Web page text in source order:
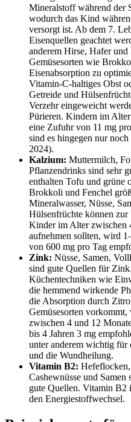
Mineralstoff während der
wodurch das Kind
versorgt ist. Ab dem 7.
Eisenquellen geachtet
anderem Hirse, Hafer
Gemüsesorten wie
Eisenabsorption zu
Vitamin-C-haltiges Obst
Getreide und
Verzehr eingeweicht
Pürieren. Kindern im
eine Zufuhr von 11 mg
sind es hingegen nur
2024).
Kalzium: Muttermilch,
Pflanzendrinks sind sehr
enthalten Tofu und grüne
Brokkoli und Fenchel
Mineralwasser, Nüsse,
Hülsenfrüchte können zur
Kinder im Alter zwischen
aufnehmen sollten, wird
von 600 mg pro Tag
Zink: Nüsse, Samen,
sind gute Quellen für
Küchentechniken wie
die hemmend wirkende
die Absorption durch
Gemüsesorten
zwischen 4 und 12
bis 4 Jahren 3 mg
unter anderem wichtig für
und die Wundheilung.
Vitamin B2:
Cashewnüsse und
gute Quellen. Vitamin B2
den Energiestoffwechsel.